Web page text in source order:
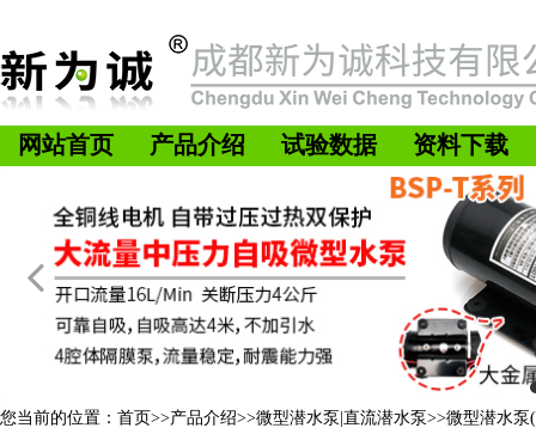
网站首页 产品介绍 试验数据 资料下载
您当前的位置： 首页>>产品介绍>>微型潜水泵|直流潜水泵>>微型潜水泵